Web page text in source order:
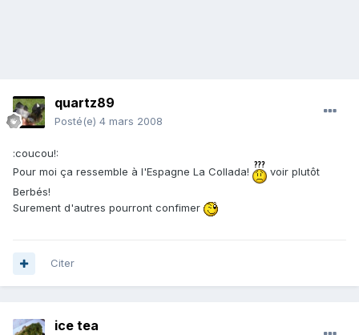
quartz89
Posté(e) 4 mars 2008
:coucou!:
Pour moi ça ressemble à l'Espagne La Collada!
voir plutôt
Berbés!
Surement d'autres pourront confimer
Citer
ice tea